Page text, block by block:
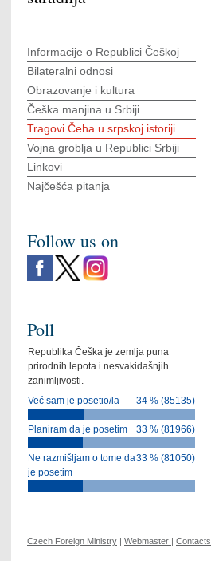
Informacije o Republici Češkoj
Bilateralni odnosi
Obrazovanje i kultura
Češka manjina u Srbiji
Tragovi Čeha u srpskoj istoriji
Vojna groblja u Republici Srbiji
Linkovi
Najčešća pitanja
Follow us on
Poll
Republika Češka je zemlja puna
prirodnih lepota i nesvakidašnjih
zanimljivosti.
34 % (85135)
Već sam je posetio/la
33 % (81966)
Planiram da je posetim
33 % (81050)
Ne razmišljam o tome da
je posetim
Czech Foreign Ministry | Webmaster | Contacts